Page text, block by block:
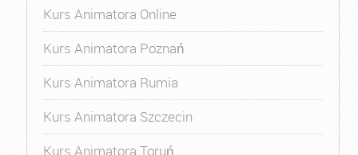
Kurs Animatora Online
Kurs Animatora Poznań
Kurs Animatora Rumia
Kurs Animatora Szczecin
Kurs Animatora Toruń